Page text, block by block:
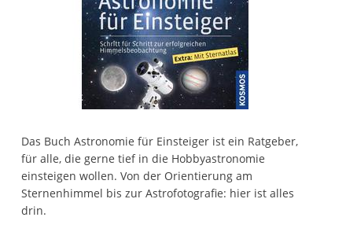
Das Buch Astronomie für Einsteiger ist ein Ratgeber,
für alle, die gerne tief in die Hobbyastronomie
einsteigen wollen. Von der Orientierung am
Sternenhimmel bis zur Astrofotografie: hier ist alles
drin.